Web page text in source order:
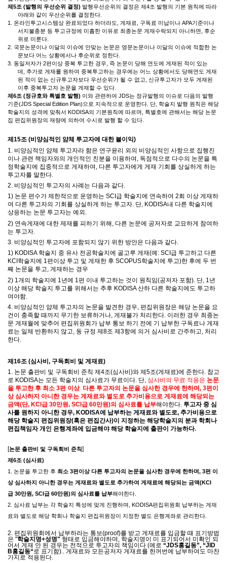
제 5조 (발행의 우선순위 결정) 발행우선순위의 결정은 제 4조 발행의 기본 원칙에 따라
아래와 같이 우선순위를 결정한다.
1. 온라인투고시스템상 완료되었다 하더라도, 게재료, 구독료 미납이나 APA기준이나
서지불충분 등 투고규정에 미흡한 이유로 최종논문 게재수락되지 아니하면, 후순
위로 미룬다.
2. 국문논문이나 이달의 이슈에 안맞는 논문은 영문논문이나 이달의 이슈에 적합한 논
문보다 어느 상황에서나 후순위로 정한다.
3. 동일저자가 2편이상 중복 투고한 경우, 즉 논문이 당해 연도에 게재된 적이 있는
데 , 추가로 게재를 원하여 중복투고하는 경우에는 어느 상황에서도 당해연도 게재
된 적이 없는 신규투고자보다 우선순위가 될 수 없고, 신규투고자가 모두 게재된
이후 중복투고자 논문을 게재할 수 있다.
제 6조 (정규호와특별호 발행) 이와 관련하여 JDS는 정규발행의 이슈로 다음의 발행
기준(JDS Special Edition Plan)으로 지속적으로 운영한다. 단, 학술지 발행 원칙은 해당
학술지의 성격에 맞춰서 KODISA의 기본원칙에 따르며 , 특별호에 관해서는 해당 논문
집 편집위원장의 재량에 의하여 수시로 발행 할 수 있다.
제 15조 (비양심적인 얌체 투고자에 대한 불이익)
1. 비양심적인 얌체 투고자라 함은 연구윤리 외의 비양심적인 사항으로 집행진
이나 관련 책임자와의 개인적인 친분을 이용하여 독점적으로 다수의 논문을 특
정학술지에 집중적으로 게재하여 다른 투고자에게 게재 기회를 상실하게 하는
투고자를 말한다
2. 비양심적인 투고자의 사례는 다음과 같다.
1) 논문 편수가 제한적으로 운영하는 SCI 급 학술지에 연속하여 2회 이상 게재하
여 다른 투고자의 기회를 상실하게 하는 투고자. 단, KODISA내 다른 학술지에
상응하는 논문 투고자는 예외 .
2) 연속게재에 대한 제재를 피하기 위해 다른 논문에 공저자로 교묘하게 참여하
는 투고자
3. 비양심적인 투고자에 포함되지 않기 위한 방안은 다음과 같다.
1) KODISA 학술지 중 유사 전공학술지에 골고루 게재(예 : SCI 급 투고하고 다른
KCI 학술지에 1편이상 투고 및 게재한 후 SCOPUS학술지에 투고)한 후에 두 번
째 논문을 투고, 게재하는 경우
2) 1 개의 학술지에 1 년에 1 편 이내 투고하는 것이 원칙임(공저자 포함). 단 , 1 년
이상 해당 학술지 투고를 위해서는 추후 KODISA산하 다른 학술지에도 투고하
여야함
4. 비양심적인 얌체 투고자의 논문을 발견한 경우, 편집위원장은 해당 논문을 요
건이 충족할 때까지 무기한 보류하거나, 게재불가 처리한다. 이러한 경우 최종논
문 게재월에 맞추어 편집위원회가 납부 통보 하기 전에 기 납부한 구독료나 게재
료는 일체 반환하지 않고, 동 규정 제 8조 제 3항에 의거 심사비로 간주하고, 처리
한다.
제16조 (심사비, 구독회비 및 게재료)
1. 논문 출판비 및 구독회비 준칙 제 4조(심사비 )와 제 5조(게재료)에 준한다. 참고
로 KODISA는 모든 학술지의 심사료가 무료이다. 단, 심사비의 무료 적용은 논문
을 투고한 후 최소 3편 이상 다른 투고자의 논문을 심사한 경우에 한하며, 3편이
상 심사하지 아니한 경우는 게재료와 별도로 추가비용으로 게재료에 해당되는
금액(단, KCI급 30만원, SCI급 60만원)의 심사료를 납부해야한다. 투고자 중 심
사를 원하지 아니한 경우, KODISA에 납부하는 게재료와 별도로, 추가비용으로
해당 학술지 편집위원장(혹은 편집간사)이 지정하는 해당학술지의 분과 학회나
편집책임자 개인 은행계좌에 입금해야 해당 학술지에 출판이 가능하다.
[논문 출판비 및 구독회비 준칙]
제6조 (심사료)
1. 논문을 투고한 후 최소 3편이상 다른 투고자의 논문을 심사한 경우에 한하며, 3편 이
상 심사하지 아니한 경우는 게재료와 별도로 추가하여 게재료에 해당되는 금액(KCI
급 30만원, SCI급 60만원)의 심사료를 납부해야한다
2. 심사료 납부는 각 학술지 특성에 맞게 진행하며 , KODISA편집위원회 납부하는 게재
료와 별도로 해당 학회나 학술지 편집위원장이 지정한 별도 은행계좌로 관리한다
2. 편집위원회에서 납부하라는 통보(proof)를 받고 게재료를 입금할 때 표기방법
은 "학술지명+성명" 형태로 입금해야하며 , 학술지명이 미 표기되어서 미확인 되
어서 게재 안 된 경우는 전적으로 투고자의 책임이다 (예로 “JDS홍길동”, “JID
B홍길동“로 표기함).. 게재료와 모든공저자 게재료를 한꺼번에 납부하여도 마찬
가지로 적용된다.